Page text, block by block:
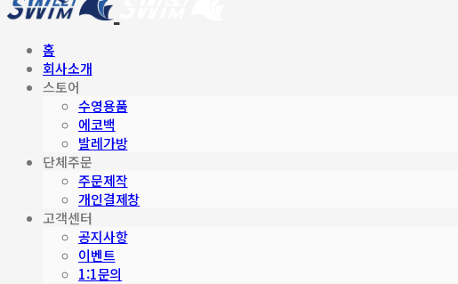
홈
회사소개
스토어
수영용품
에코백
발레가방
단체주문
주문제작
개인결제창
고객센터
공지사항
이벤트
1:1문의